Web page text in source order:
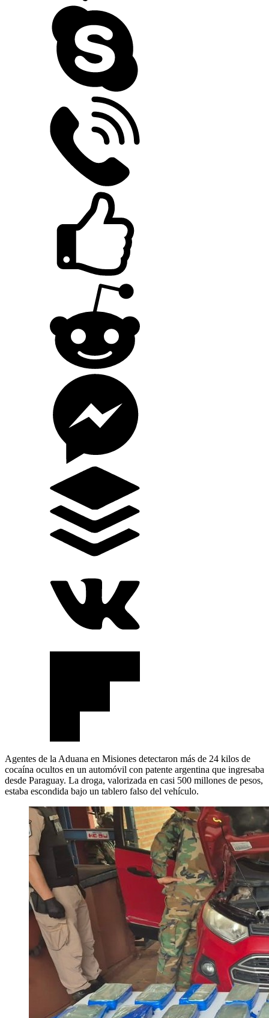
Agentes de la Aduana en Misiones detectaron más de 24 kilos de
cocaína ocultos en un automóvil con patente argentina que ingresaba
desde Paraguay. La droga, valorizada en casi 500 millones de pesos,
estaba escondida bajo un tablero falso del vehículo.